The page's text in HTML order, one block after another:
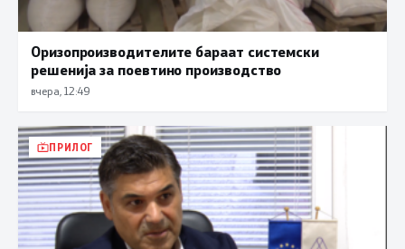
Оризопроизводителите бараат системски
решенија за поевтино производство
вчера, 12:49
ПРИЛОГ